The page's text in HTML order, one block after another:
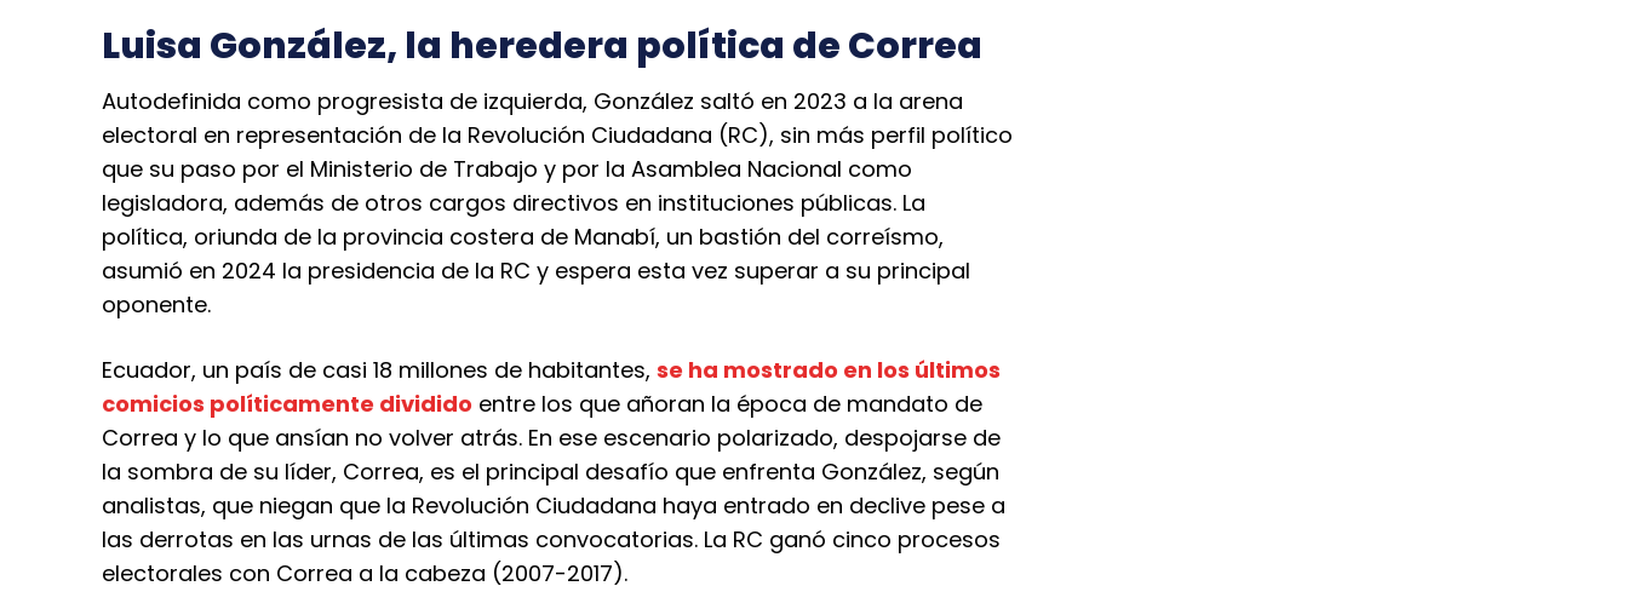
Luisa González, la heredera política de Correa
Autodefinida como progresista de izquierda, González saltó en 2023 a la arena
electoral en representación de la Revolución Ciudadana (RC), sin más perfil político
que su paso por el Ministerio de Trabajo y por la Asamblea Nacional como
legisladora, además de otros cargos directivos en instituciones públicas. La
política, oriunda de la provincia costera de Manabí, un bastión del correísmo,
asumió en 2024 la presidencia de la RC y espera esta vez superar a su principal
oponente.
Ecuador, un país de casi 18 millones de habitantes, se ha mostrado en los últimos
comicios políticamente dividido entre los que añoran la época de mandato de
Correa y lo que ansían no volver atrás. En ese escenario polarizado, despojarse de
la sombra de su líder, Correa, es el principal desafío que enfrenta González, según
analistas, que niegan que la Revolución Ciudadana haya entrado en declive pese a
las derrotas en las urnas de las últimas convocatorias. La RC ganó cinco procesos
electorales con Correa a la cabeza (2007-2017).